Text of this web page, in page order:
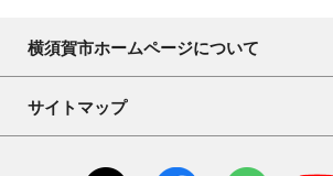
横須賀市ホームページについて
サイトマップ